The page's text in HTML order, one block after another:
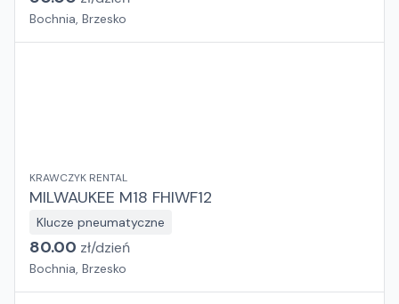
Bochnia, Brzesko
KRAWCZYK RENTAL
MILWAUKEE M18 FHIWF12
Klucze pneumatyczne
80.00 zł/dzień
Bochnia, Brzesko